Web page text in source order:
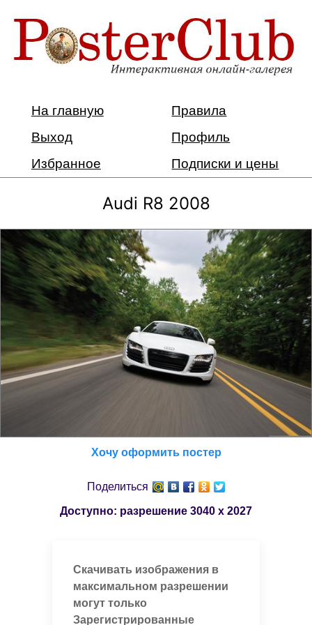
На главную
Правила
Выход
Профиль
Избранное
Подписки и цены
Audi R8 2008
Хочу оформить постер
Поделиться
Доступно: разрешение 3040 x 2027
Скачивать изображения в
максимальном разрешении
могут только
Зарегистрированные